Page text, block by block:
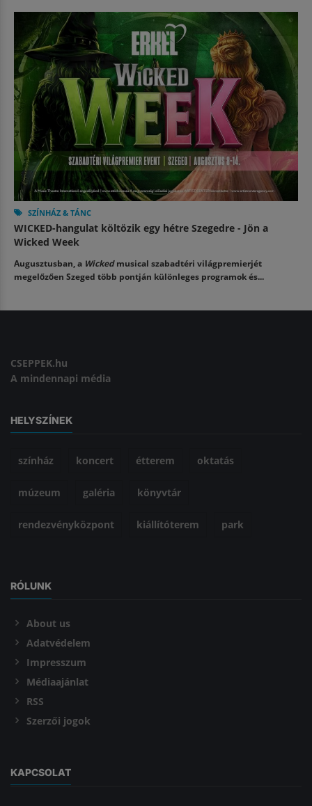
SZÍNHÁZ & TÁNC
WICKED-hangulat költözik egy hétre Szegedre - Jön a
Wicked Week
Augusztusban, a Wickedmusical szabadtéri világpremierjét
megelőzően Szeged több pontján különleges programok és...
CSEPPEK.hu
A mindennapi média
HELYSZÍNEK
színház koncert étterem oktatás
múzeum galéria könyvtár
rendezvényközpont kiállítóterem park
RÓLUNK
About us
Adatvédelem
Impresszum
Médiaajánlat
RSS
Szerzői jogok
KAPCSOLAT